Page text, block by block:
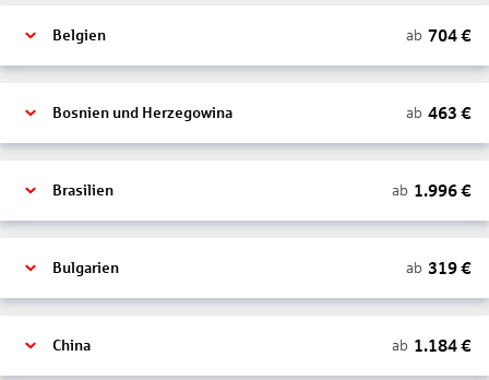
Belgien ab 704€
Bosnien und Herzegowina ab 463 €
Brasilien ab 1.996€
Bulgarien ab 319€
China ab 1.184€